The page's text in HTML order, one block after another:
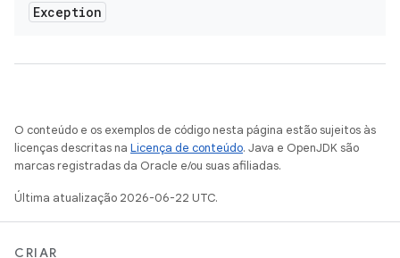
Exception
O conteúdo e os exemplos de código nesta página estão sujeitos às
licenças descritas na Licença de conteúdo. Java e OpenJDK são
marcas registradas da Oracle e/ou suas afiliadas.
Última atualização 2026-06-22 UTC.
CRIAR